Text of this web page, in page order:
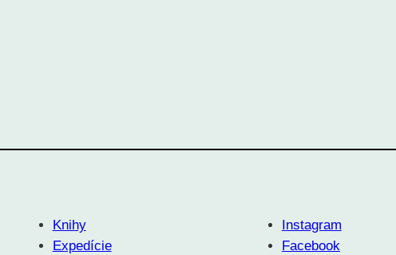
Knihy
Expedície
Instagram
Facebook